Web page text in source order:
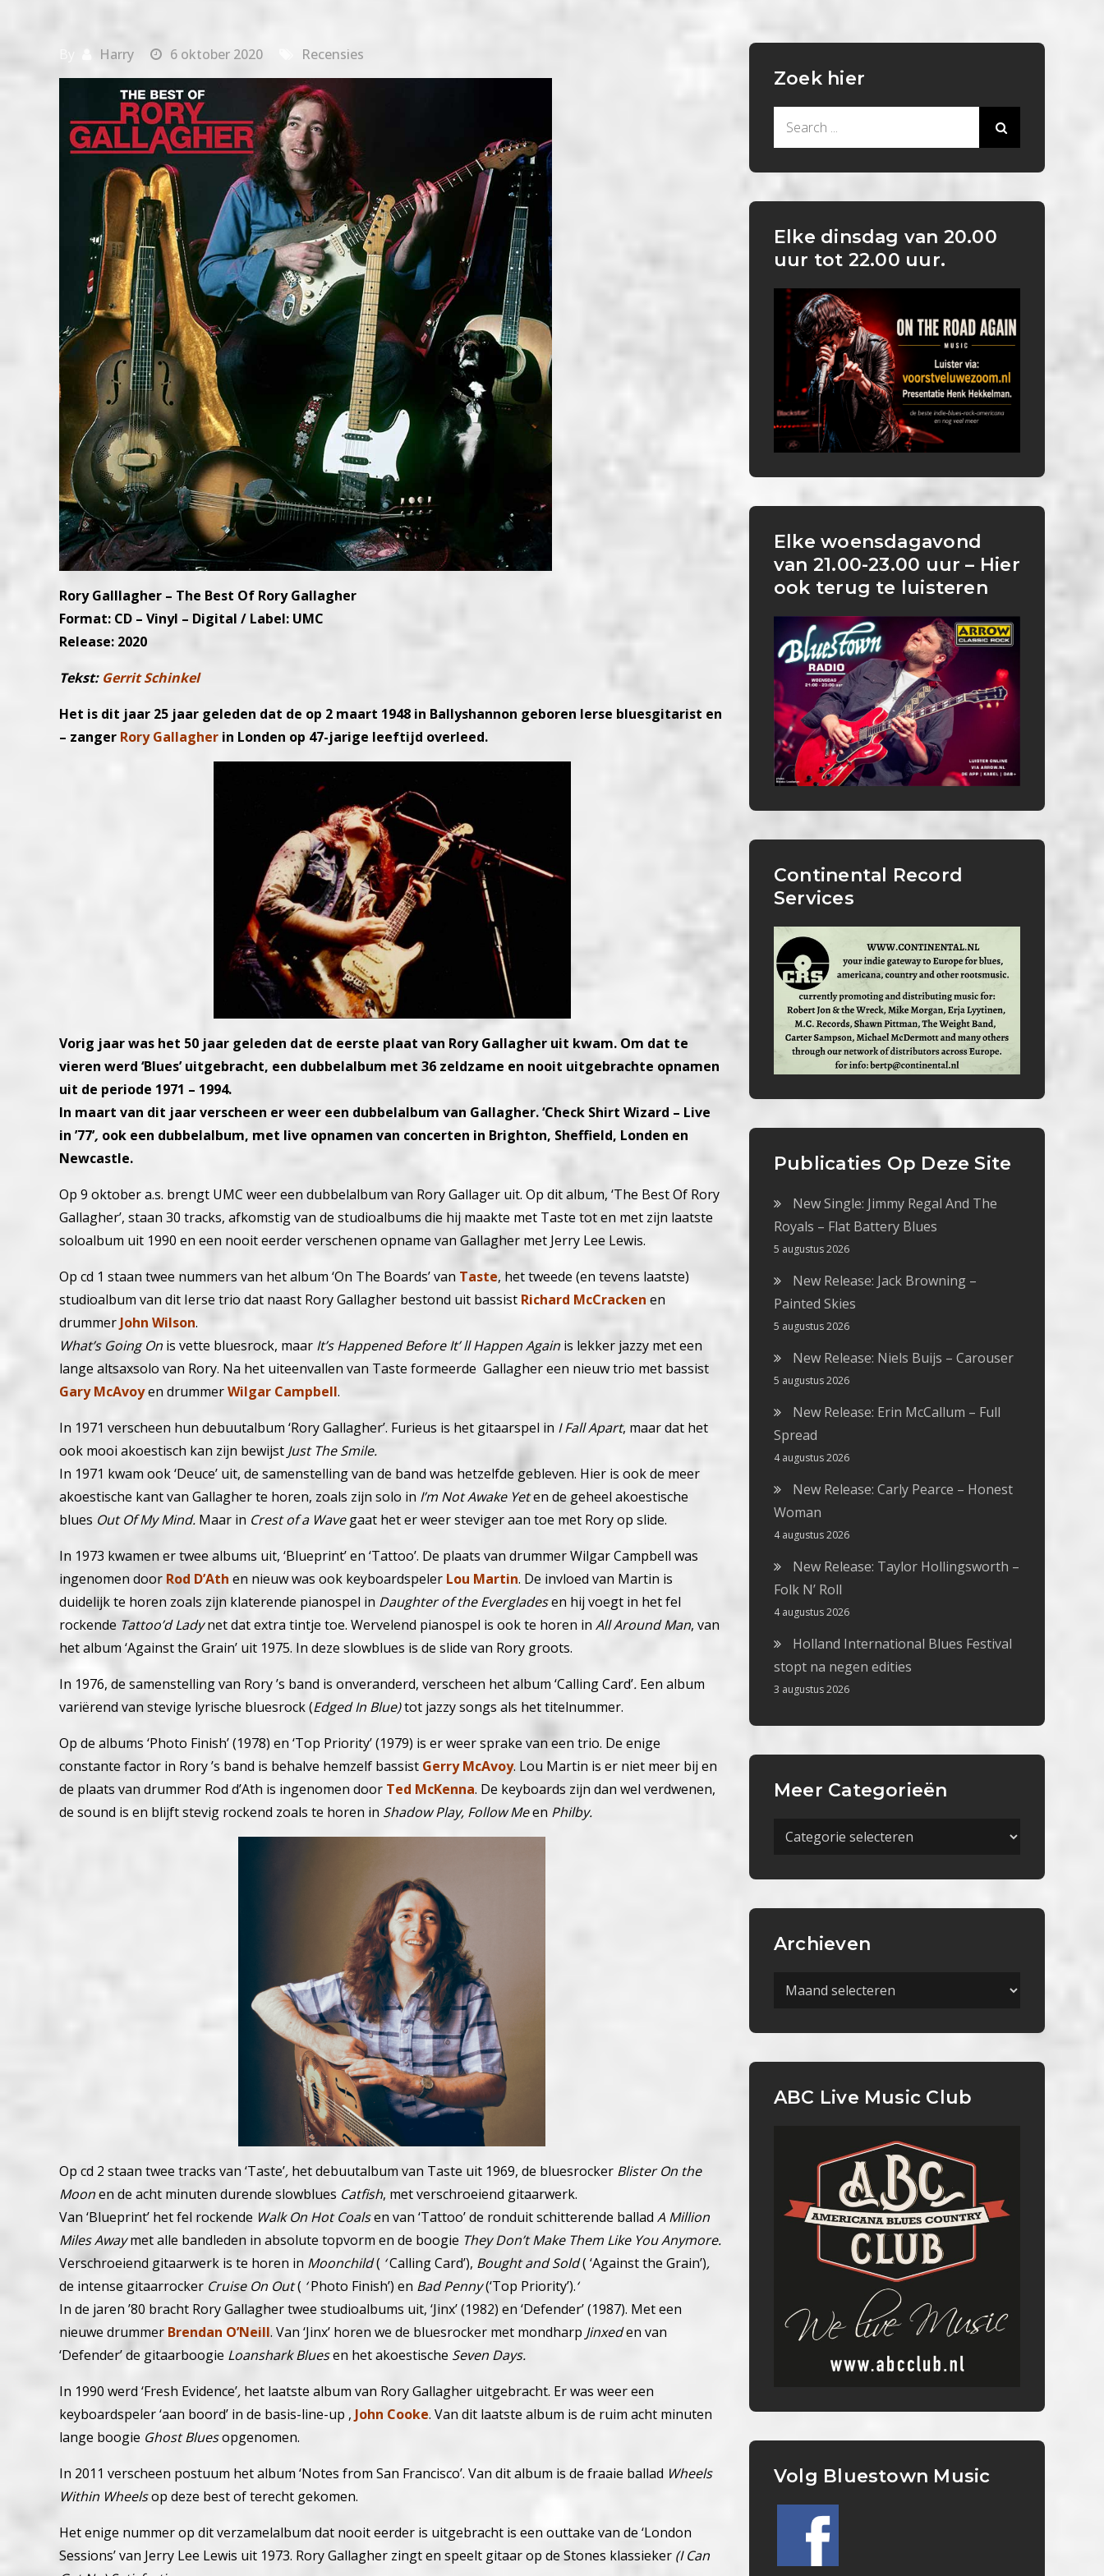
Harry 6 oktober 2020 Recensies
Rory Galllagher – The Best Of Rory Gallagher
Format: CD – Vinyl – Digital / Label: UMC
Release: 2020
Tekst: Gerrit Schinkel
Het is dit jaar 25 jaar geleden dat de op 2 maart 1948 in Ballyshannon geboren Ierse bluesgitarist en
– zanger Rory Gallagher in Londen op 47-jarige leeftijd overleed.
Vorig jaar was het 50 jaar geleden dat de eerste plaat van Rory Gallagher uit kwam. Om dat te
vieren werd ‘Blues’ uitgebracht, een dubbelalbum met 36 zeldzame en nooit uitgebrachte opnamen
uit de periode 1971 – 1994.
In maart van dit jaar verscheen er weer een dubbelalbum van Gallagher. ‘Check Shirt Wizard – Live
in ’77’, ook een dubbelalbum, met live opnamen van concerten in Brighton, Sheffield, Londen en
Newcastle.
Op 9 oktober a.s. brengt UMC weer een dubbelalbum van Rory Gallager uit. Op dit album, ‘The Best Of Rory
Gallagher’, staan 30 tracks, afkomstig van de studioalbums die hij maakte met Taste tot en met zijn laatste
soloalbum uit 1990 en een nooit eerder verschenen opname van Gallagher met Jerry Lee Lewis.
Op cd 1 staan twee nummers van het album ‘On The Boards’ van Taste, het tweede (en tevens laatste)
studioalbum van dit Ierse trio dat naast Rory Gallagher bestond uit bassist Richard McCracken en
drummer John Wilson.
What’s Going On is vette bluesrock, maar It’s Happened Before It’ ll Happen Again is lekker jazzy met een
lange altsaxsolo van Rory. Na het uiteenvallen van Taste formeerde Gallagher een nieuw trio met bassist
Gary McAvoyen drummerWilgar Campbell.
In 1971 verscheen hun debuutalbum ‘Rory Gallagher’. Furieus is het gitaarspel in I Fall Apart, maar dat het
ook mooi akoestisch kan zijn bewijst Just The Smile.
In 1971 kwam ook ‘Deuce’ uit, de samenstelling van de band was hetzelfde gebleven. Hier is ook de meer
akoestische kant van Gallagher te horen, zoals zijn solo in I’m Not Awake Yeten de geheel akoestische
blues Out Of My Mind. Maar in Crest of a Wavegaat het er weer steviger aan toe met Rory op slide.
In 1973 kwamen er twee albums uit, ‘Blueprint’ en ‘Tattoo’. De plaats van drummer Wilgar Campbell was
ingenomen door Rod D’Ath en nieuw was ook keyboardspeler Lou Martin. De invloed van Martin is
duidelijk te horen zoals zijn klaterende pianospel in Daughter of the Evergladesen hij voegt in het fel
rockende Tattoo’d Ladynet dat extra tintje toe. Wervelend pianospel is ook te horen in All Around Man, van
het album ‘Against the Grain’ uit 1975. In deze slowblues is de slide van Rory groots.
In 1976, de samenstelling van Rory ’s band is onveranderd, verscheen het album ‘Calling Card’. Een album
variërend van stevige lyrische bluesrock (Edged In Blue)tot jazzy songs als het titelnummer.
Op de albums ‘Photo Finish’ (1978) en ‘Top Priority’ (1979) is er weer sprake van een trio. De enige
constante factor in Rory ’s band is behalve hemzelf bassist Gerry McAvoy. Lou Martin is er niet meer bij en
de plaats van drummer Rod d’Ath is ingenomen door Ted McKenna. De keyboards zijn dan wel verdwenen,
de sound is en blijft stevig rockend zoals te horen in Shadow Play, Follow Meen Philby.
Op cd 2 staan twee tracks van ‘Taste’, het debuutalbum van Taste uit 1969, de bluesrocker Blister On the
Moonen de acht minuten durende slowblues Catfish, met verschroeiend gitaarwerk.
Van ‘Blueprint’ het fel rockende Walk On Hot Coalsen van ‘Tattoo’ de ronduit schitterende ballad A Million
Miles Awaymet alle bandleden in absolute topvorm en de boogie They Don’t Make Them Like You Anymore.
Verschroeiend gitaarwerk is te horen in Moonchild( ‘Calling Card’), Bought and Sold( ‘Against the Grain’),
de intense gitaarrocker Cruise On Out( ‘Photo Finish’) en Bad Penny(‘Top Priority’).‘
In de jaren ’80 bracht Rory Gallagher twee studioalbums uit, ‘Jinx’ (1982) en ‘Defender’ (1987). Met een
nieuwe drummer Brendan O’Neill. Van ‘Jinx’ horen we de bluesrocker met mondharp Jinxeden van
‘Defender’ de gitaarboogie Loanshark Bluesen het akoestische Seven Days.
In 1990 werd ‘Fresh Evidence’, het laatste album van Rory Gallagher uitgebracht. Er was weer een
keyboardspeler ‘aan boord’ in de basis-line-up , John Cooke. Van dit laatste album is de ruim acht minuten
lange boogie Ghost Bluesopgenomen.
In 2011 verscheen postuum het album ‘Notes from San Francisco’. Van dit album is de fraaie ballad Wheels
Within Wheelsop deze best of terecht gekomen.
Het enige nummer op dit verzamelalbum dat nooit eerder is uitgebracht is een outtake van de ‘London
Sessions’ van Jerry Lee Lewis uit 1973. Rory Gallagher zingt en speelt gitaar op de Stones klassieker (I Can
Zoek hier
Elke dinsdag van 20.00
uur tot 22.00 uur.
Elke woensdagavond
van 21.00-23.00 uur – Hier
ook terug te luisteren
Continental Record
Services
Publicaties Op Deze Site
New Single: Jimmy Regal And The
Royals – Flat Battery Blues
5 augustus 2026
New Release: Jack Browning –
Painted Skies
5 augustus 2026
New Release: Niels Buijs – Carouser
5 augustus 2026
New Release: Erin McCallum – Full
Spread
4 augustus 2026
New Release: Carly Pearce – Honest
Woman
4 augustus 2026
New Release: Taylor Hollingsworth –
Folk N’ Roll
4 augustus 2026
Holland International Blues Festival
stopt na negen edities
3 augustus 2026
Meer Categorieën
Meer
Archieven
Archieven
ABC Live Music Club
Volg Bluestown Music